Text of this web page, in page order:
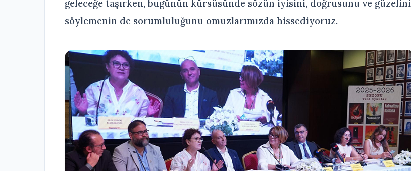
geleceğe taşırken, bugünün kürsüsünde sözün iyisini, doğrusunu ve güzelini
söylemenin de sorumluluğunu omuzlarımızda hissediyoruz.